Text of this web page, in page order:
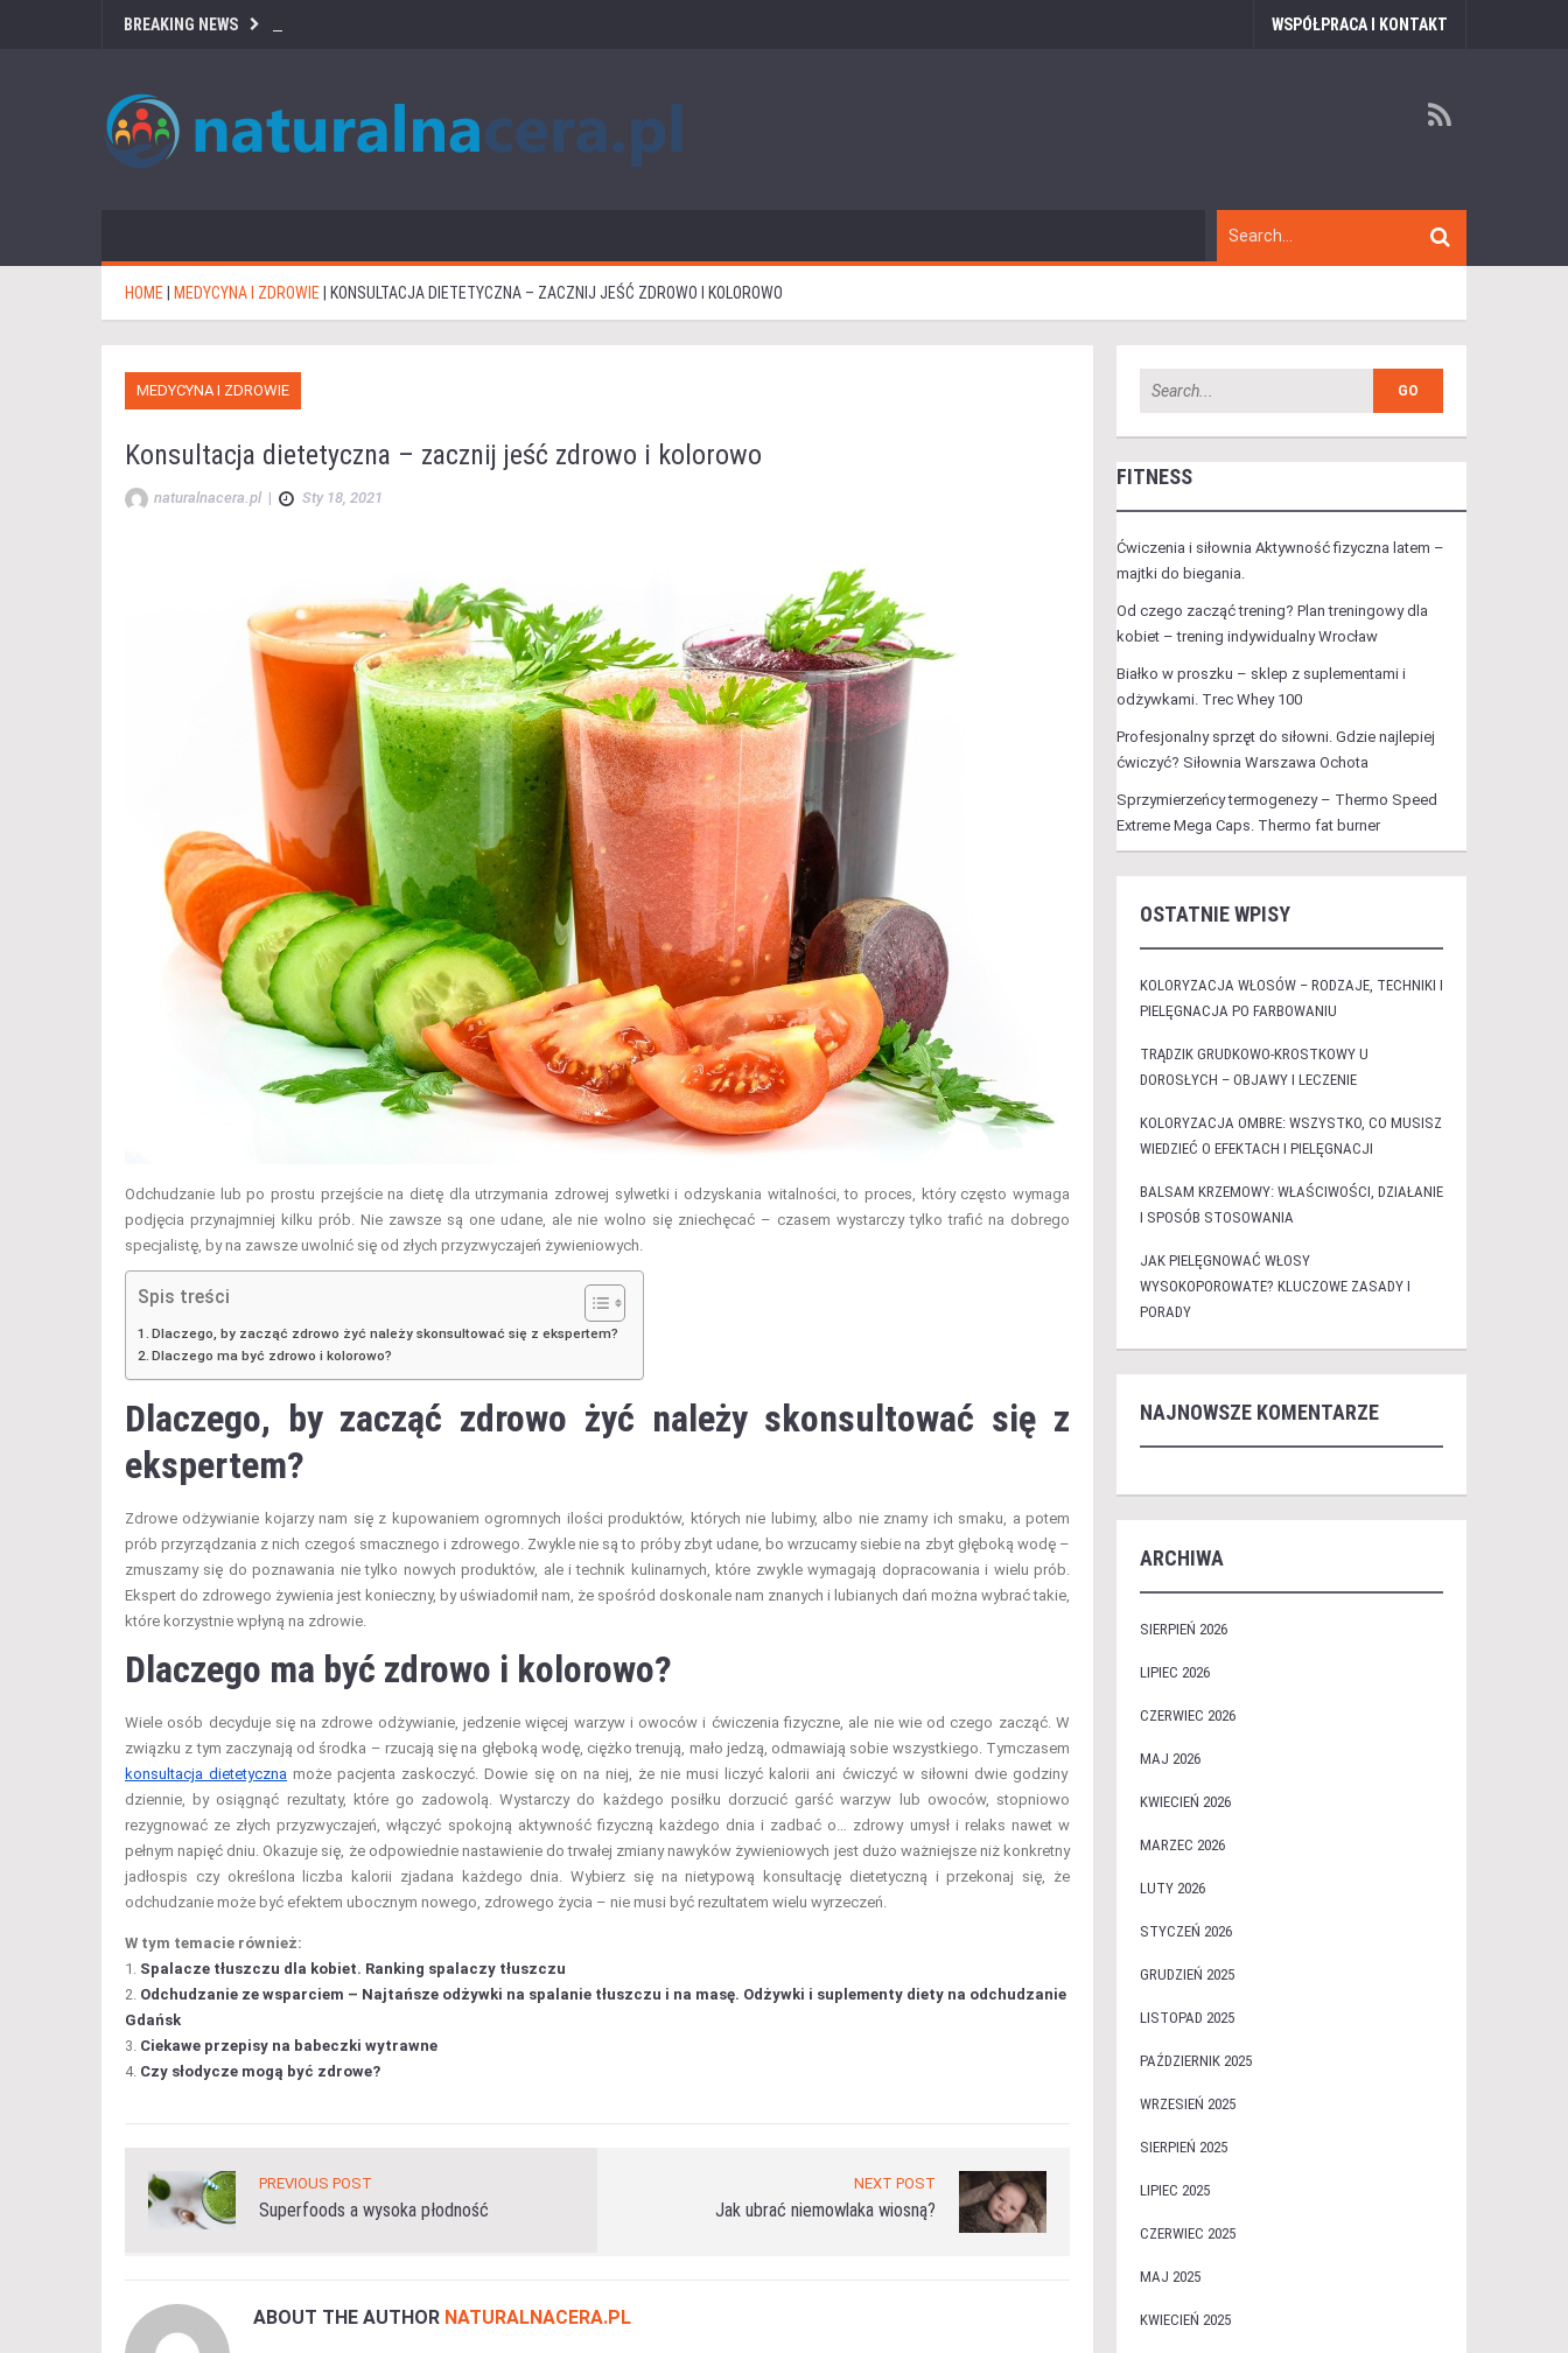
BREAKING NEWS WSPÓŁPRACA I KONTAKT
HOME MEDYCYNA I ZDROWIE KONSULTACJA DIETETYCZNA – ZACZNIJ JEŚĆ ZDROWO I KOLOROWO
MEDYCYNA I ZDROWIE
Konsultacja dietetyczna – zacznij jeść zdrowo i kolorowo
naturalnacera.pl | Sty 18, 2021
Odchudzanie lub po prostu przejście na dietę dla utrzymania zdrowej sylwetki i odzyskania witalności, to proces, który często wymaga
podjęcia przynajmniej kilku prób. Nie zawsze są one udane, ale nie wolno się zniechęcać – czasem wystarczy tylko trafić na dobrego
specjalistę, by na zawsze uwolnić się od złych przyzwyczajeń żywieniowych.
Spis treści
Dlaczego, by zacząć zdrowo żyć należy skonsultować się z ekspertem?
Dlaczego ma być zdrowo i kolorowo?
Dlaczego, by zacząć zdrowo żyć należy skonsultować się z
ekspertem?
Zdrowe odżywianie kojarzy nam się z kupowaniem ogromnych ilości produktów, których nie lubimy, albo nie znamy ich smaku, a potem
prób przyrządzania z nich czegoś smacznego i zdrowego. Zwykle nie są to próby zbyt udane, bo wrzucamy siebie na zbyt głęboką wodę –
zmuszamy się do poznawania nie tylko nowych produktów, ale i technik kulinarnych, które zwykle wymagają dopracowania i wielu prób.
Ekspert do zdrowego żywienia jest konieczny, by uświadomił nam, że spośród doskonale nam znanych i lubianych dań można wybrać takie,
które korzystnie wpłyną na zdrowie.
Dlaczego ma być zdrowo i kolorowo?
Wiele osób decyduje się na zdrowe odżywianie, jedzenie więcej warzyw i owoców i ćwiczenia fizyczne, ale nie wie od czego zacząć. W
związku z tym zaczynają od środka – rzucają się na głęboką wodę, ciężko trenują, mało jedzą, odmawiają sobie wszystkiego. Tymczasem
konsultacja dietetyczna może pacjenta zaskoczyć. Dowie się on na niej, że nie musi liczyć kalorii ani ćwiczyć w siłowni dwie godziny
dziennie, by osiągnąć rezultaty, które go zadowolą. Wystarczy do każdego posiłku dorzucić garść warzyw lub owoców, stopniowo
rezygnować ze złych przyzwyczajeń, włączyć spokojną aktywność fizyczną każdego dnia i zadbać o… zdrowy umysł i relaks nawet w
pełnym napięć dniu. Okazuje się, że odpowiednie nastawienie do trwałej zmiany nawyków żywieniowych jest dużo ważniejsze niż konkretny
jadłospis czy określona liczba kalorii zjadana każdego dnia. Wybierz się na nietypową konsultację dietetyczną i przekonaj się, że
odchudzanie może być efektem ubocznym nowego, zdrowego życia – nie musi być rezultatem wielu wyrzeczeń.
W tym temacie również:
Spalacze tłuszczu dla kobiet. Ranking spalaczy tłuszczu
Odchudzanie ze wsparciem – Najtańsze odżywki na spalanie tłuszczu i na masę. Odżywki i suplementy diety na odchudzanie
Gdańsk
Ciekawe przepisy na babeczki wytrawne
Czy słodycze mogą być zdrowe?
PREVIOUS POST
Superfoods a wysoka płodność
NEXT POST
Jak ubrać niemowlaka wiosną?
ABOUT THE AUTHOR NATURALNACERA.PL
FITNESS
Ćwiczenia i siłownia Aktywność fizyczna latem –
majtki do biegania.
Od czego zacząć trening? Plan treningowy dla
kobiet – trening indywidualny Wrocław
Białko w proszku – sklep z suplementami i
odżywkami. Trec Whey 100
Profesjonalny sprzęt do siłowni. Gdzie najlepiej
ćwiczyć? Siłownia Warszawa Ochota
Sprzymierzeńcy termogenezy – Thermo Speed
Extreme Mega Caps. Thermo fat burner
OSTATNIE WPISY
KOLORYZACJA WŁOSÓW – RODZAJE, TECHNIKI I
PIELĘGNACJA PO FARBOWANIU
TRĄDZIK GRUDKOWO-KROSTKOWY U
DOROSŁYCH – OBJAWY I LECZENIE
KOLORYZACJA OMBRE: WSZYSTKO, CO MUSISZ
WIEDZIEĆ O EFEKTACH I PIELĘGNACJI
BALSAM KRZEMOWY: WŁAŚCIWOŚCI, DZIAŁANIE
I SPOSÓB STOSOWANIA
JAK PIELĘGNOWAĆ WŁOSY
WYSOKOPOROWATE? KLUCZOWE ZASADY I
PORADY
NAJNOWSZE KOMENTARZE
ARCHIWA
SIERPIEŃ 2026
LIPIEC 2026
CZERWIEC 2026
MAJ 2026
KWIECIEŃ 2026
MARZEC 2026
LUTY 2026
STYCZEŃ 2026
GRUDZIEŃ 2025
LISTOPAD 2025
PAŹDZIERNIK 2025
WRZESIEŃ 2025
SIERPIEŃ 2025
LIPIEC 2025
CZERWIEC 2025
MAJ 2025
KWIECIEŃ 2025